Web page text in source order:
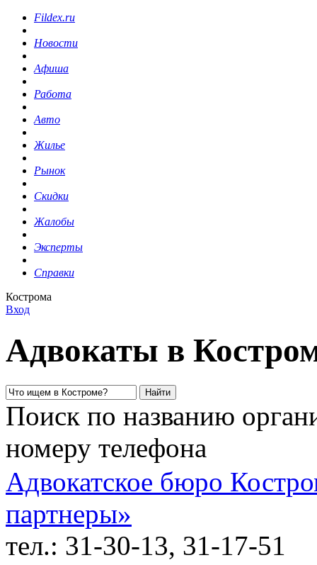
Fildex.ru
Новости
Афиша
Работа
Авто
Жилье
Рынок
Скидки
Жалобы
Эксперты
Справки
Кострома
Вход
Адвокаты в
Поиск по названию
номеру телефона
Адвокатское бюро
партнеры»
тел.: 31-30-13, 31-17-51